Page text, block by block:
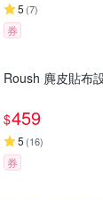
5 (7)
券
Roush 麂皮貼布
$459
5 (16)
券